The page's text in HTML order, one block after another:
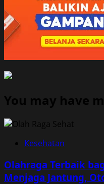
You may have
Kesehatan
Olahraga Terbaik
Menjaga Jantung,